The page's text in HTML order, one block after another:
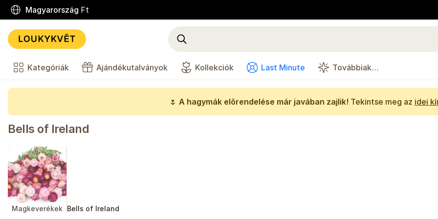
Magyarország Ft
Kategóriák Ajándékutalványok Kollekciók Last Minute Továbbiak…
🌷 A hagymák előrendelése már javában zajlik! Tekintse meg az idei
Bells of Ireland
Magkeverékek Bells of Ireland